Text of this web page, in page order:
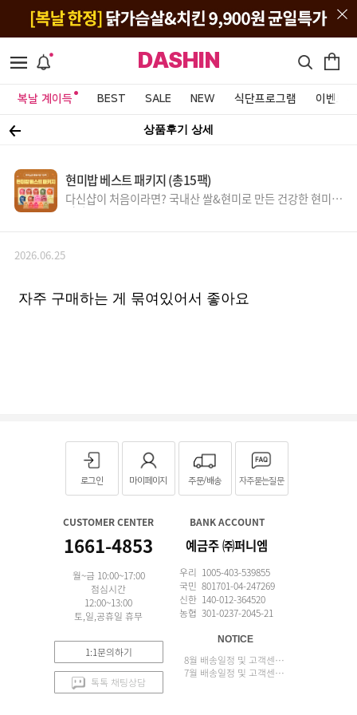
DASHIN
복날 계이득 BEST SALE NEW 식단프로그램 이벤트&
상품후기 상세
현미밥 베스트 패키지 (총15팩)
다신샵이 처음이라면? 국내산 쌀&현미로 만든 건강한 현미밥
식단
2026.06.25
자주 구매하는 게 묶여있어서 좋아요
로그인 마이페이지 주문/배송 자주묻는질문
CUSTOMER CENTER
1661-4853
월~금 10:00~17:00
점심시간
12:00~13:00
토,일,공휴일 휴무
1:1문의하기
톡톡 채팅상담
BANK ACCOUNT
예금주 ㈜퍼니엠
우리 1005-403-539855
국민 801701-04-247269
신한 140-012-364520
농협 301-0237-2045-21
NOTICE
8월 배송일정 및 고객센터 업무 안내
7월 배송일정 및 고객센터 업무 안내